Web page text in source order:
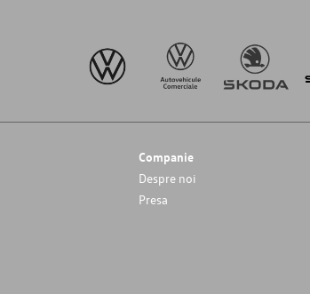
Companie
Despre noi
Presa